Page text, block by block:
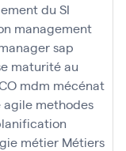
du SI
management
sap
maturité au
mdm mécénat
agile methodes
métier Métiers